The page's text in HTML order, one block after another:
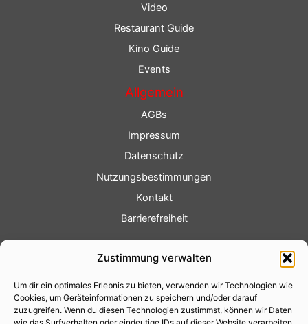
Zustimmung verwalten
Um dir ein optimales Erlebnis zu bieten, verwenden wir Technologien wie
Cookies, um Geräteinformationen zu speichern und/oder darauf
zuzugreifen. Wenn du diesen Technologien zustimmst, können wir Daten
Video
Restaurant Guide
Kino Guide
Events
Allgemein
AGBs
Impressum
Datenschutz
Nutzungsbestimmungen
Kontakt
Barrierefreiheit
Fotoservice
Videoservice
Werbung